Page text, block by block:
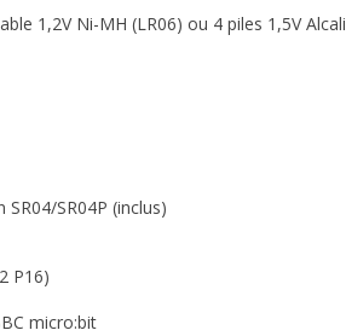
1,2V Ni-MH (LR06) ou 4 piles 1,5V
SR04P (inclus)
P16)
micro:bit